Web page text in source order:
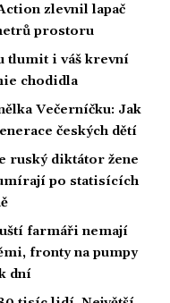
zlevnil lapač
prostoru
tlumit i váš krevní
chodidla
Večerníčku: Jak
českých dětí
ruský diktátor žene
po statisících
farmáři nemají
fronty na pumpy
dní